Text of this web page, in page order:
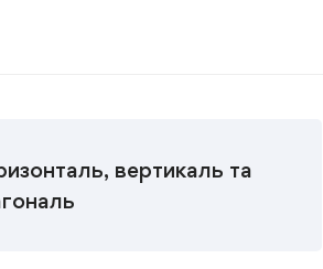
вертикаль та